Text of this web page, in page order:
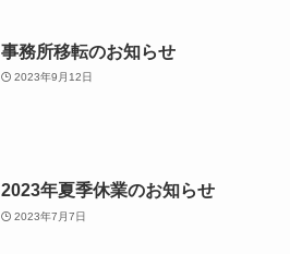
事務所移転のお知らせ
2023年9月12日
2023年夏季休業のお知らせ
2023年7月7日